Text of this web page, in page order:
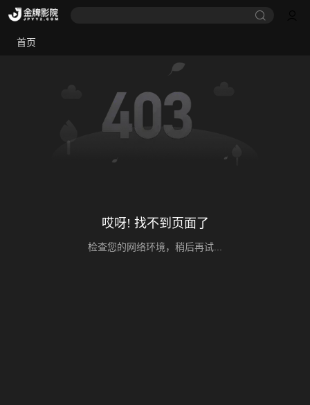
首页
哎呀! 找不到页面了
检查您的网络环境，稍后再试...